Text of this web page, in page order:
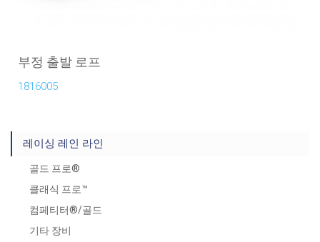
부정 출발 로프
1816005
레이싱 레인 라인
골드 프로®
클래식 프로™
컴페티터®/골드
기타 장비